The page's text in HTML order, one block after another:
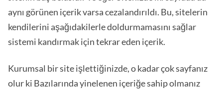
aynı görünen içerik varsa cezalandırıldı. Bu, sitelerin
kendilerini aşağıdakilerle doldurmamasını sağlar
sistemi kandırmak için tekrar eden içerik.
Kurumsal bir site işlettiğinizde, o kadar çok sayfanız
olur ki Bazılarında yinelenen içeriğe sahip olmanız